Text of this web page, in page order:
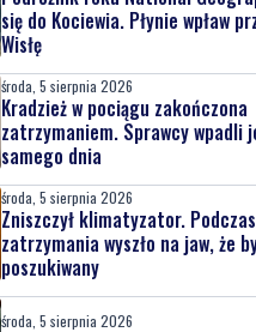
Kradzież w pociągu zakończona
zatrzymaniem. Sprawcy wpadli
samego dnia
środa, 5 sierpnia 2026
Zniszczył klimatyzator. Podczas
zatrzymania wyszło na jaw, że był
poszukiwany
środa, 5 sierpnia 2026
Mediana wynagrodzeń w Polsce
7,6 tys. zł